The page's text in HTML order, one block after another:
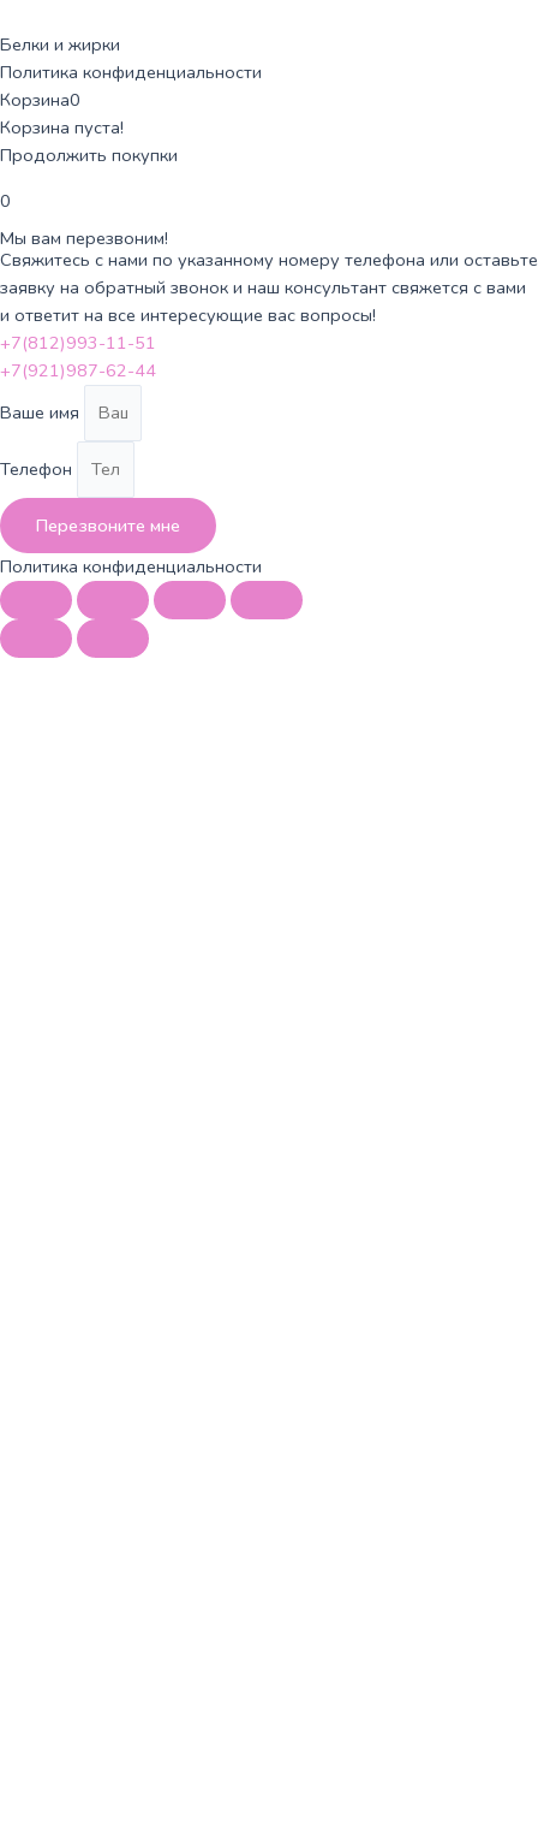
Белки и жирки
Политика конфиденциальности
Корзина0
Корзина пуста!
Продолжить покупки
0
Мы вам перезвоним!
Свяжитесь с нами по указанному номеру телефона или оставьте
заявку на обратный звонок и наш консультант свяжется с вами
и ответит на все интересующие вас вопросы!
+7(812)993-11-51
+7(921)987-62-44
Ваше имя
Телефон
Перезвоните мне
Политика конфиденциальности